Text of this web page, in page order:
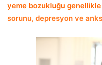
yeme bozukluğu genellikle
sorunu, depresyon ve